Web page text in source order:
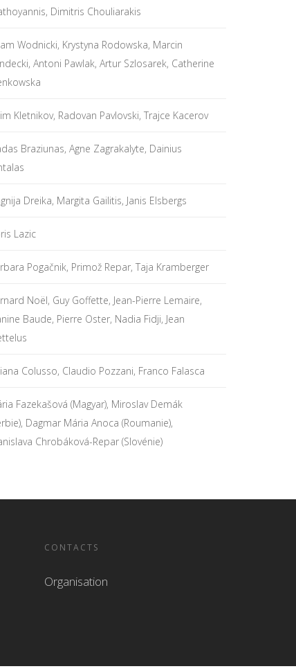
Dimitris Chouliarakis
Wodnicki, Krystyna Rodowska, Marcin
Antoni Pawlak, Artur Szlosarek, Catherine
Kletnikov, Radovan Pavlovski, Trajce Kacerov
Braziunas, Agne Zagrakalyte, Dainius
Dreika, Margita Gailitis, Janis Elsbergs
Lazic
Pogačnik, Primož Repar, Taja Kramberger
Noël, Guy Goffette, Jean-Pierre Lemaire,
Baude, Pierre Oster, Nadia Fidji, Jean
Colusso, Claudio Pozzani, Franco Falasca
Fazekašová (Magyar), Miroslav Demák
Dagmar Mária Anoca (Roumanie),
Chrobáková-Repar (Slovénie)
CONTACTS
Organisation